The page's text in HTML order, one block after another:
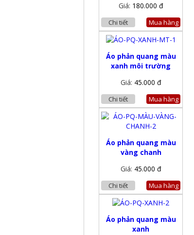
Giá: 180.000 đ
Chi tiết Mua hàng
Áo phản quang màu
xanh môi trường
Giá: 45.000 đ
Chi tiết Mua hàng
Áo phản quang màu
vàng chanh
Giá: 45.000 đ
Chi tiết Mua hàng
Áo phản quang màu
xanh